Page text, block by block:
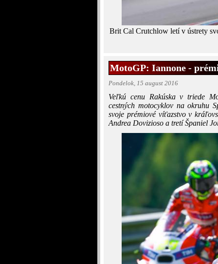
Brit Cal Crutchlow letí v ústrety
MotoGP: Iannone -
Pondelok, 15 august 2016
Veľkú cenu Rakúska v triede
cestných motocyklov na okruhu
svoje prémiové víťazstvo v
Andrea Dovizioso a tretí Španiel